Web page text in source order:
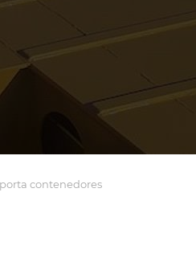
porta contenedores